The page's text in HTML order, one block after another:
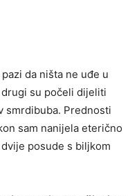
da ništa ne uđe u
su počeli dijeliti
smrdibuba. Prednosti
sam nanijela eterično
posude s biljkom